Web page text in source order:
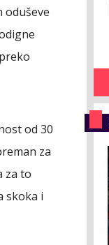
oduševe
od 30
za
za to
skoka i